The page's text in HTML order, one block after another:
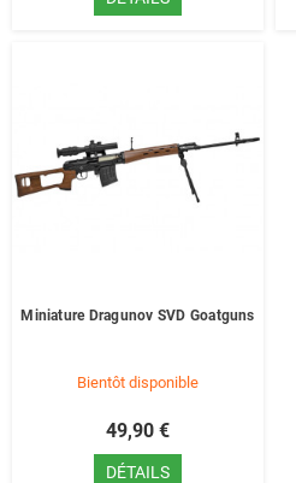
Miniature Dragunov SVD Goatguns
Bientôt disponible
49,90 €
DÉTAILS